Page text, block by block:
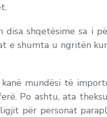
shqetësime sa i
e shumta u ngritën
mundësi të
Po ashtu, ata
për personat